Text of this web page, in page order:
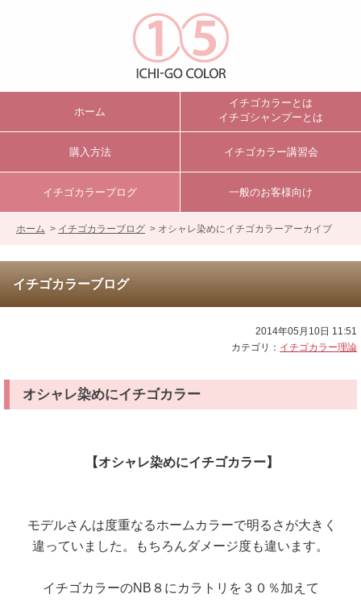
ホーム
イチゴカラーとは
イチゴシャンプーとは
購入方法 イチゴカラー講習会
イチゴカラーブログ 一般のお客様向け
ホーム > イチゴカラーブログ > オシャレ染めにイチゴカラーアーカイブ
イチゴカラーブログ
2014年05月10日 11:51
カテゴリ： イチゴカラー理論
オシャレ染めにイチゴカラー
【オシャレ染めにイチゴカラー】
モデルさんは度重なるホームカラーで明るさが大きく
違っていました。もちろんダメージ度も違います。
イチゴカラーのNB８にカラトリを３０％加えて